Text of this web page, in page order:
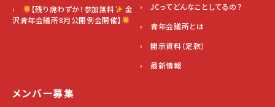
›
【残り席わずか！参加無料
金
沢青年会議所8月公開例会開催】
› JCってどんなことしてるの？
› 青年会議所とは
› 開示資料（定款）
› 最新情報
メンバー募集